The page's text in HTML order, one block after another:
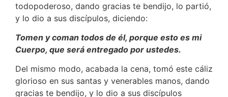
todopoderoso, dando gracias te bendijo, lo partió,
y lo dio a sus discípulos, diciendo:
Tomen y coman todos de él, porque esto es mi
Cuerpo, que será entregado por ustedes.
Del mismo modo, acabada la cena, tomó este cáliz
glorioso en sus santas y venerables manos, dando
gracias te bendijo, y lo dio a sus discípulos